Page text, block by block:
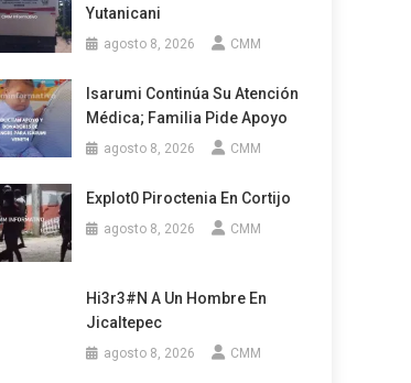
Yutanicani
agosto 8, 2026 CMM
Isarumi Continúa Su Atención
Médica; Familia Pide Apoyo
agosto 8, 2026 CMM
Explot0 Piroctenia En Cortijo
agosto 8, 2026 CMM
Hi3r3#n A Un Hombre En
Jicaltepec
agosto 8, 2026 CMM